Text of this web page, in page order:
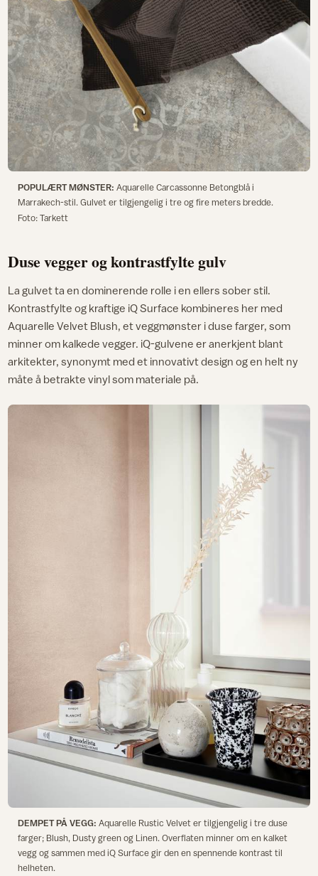
POPULÆRT MØNSTER: Aquarelle Carcassonne Betongblå i
Marrakech-stil. Gulvet er tilgjengelig i tre og fire meters bredde.
Foto: Tarkett
Duse vegger og kontrastfylte gulv
La gulvet ta en dominerende rolle i en ellers sober stil.
Kontrastfylte og kraftige iQ Surface kombineres her med
Aquarelle Velvet Blush, et veggmønster i duse farger, som
minner om kalkede vegger. iQ-gulvene er anerkjent blant
arkitekter, synonymt med et innovativt design og en helt ny
måte å betrakte vinyl som materiale på.
DEMPET PÅ VEGG: Aquarelle Rustic Velvet er tilgjengelig i tre duse
farger; Blush, Dusty green og Linen. Overflaten minner om en kalket
vegg og sammen med iQ Surface gir den en spennende kontrast til
helheten.